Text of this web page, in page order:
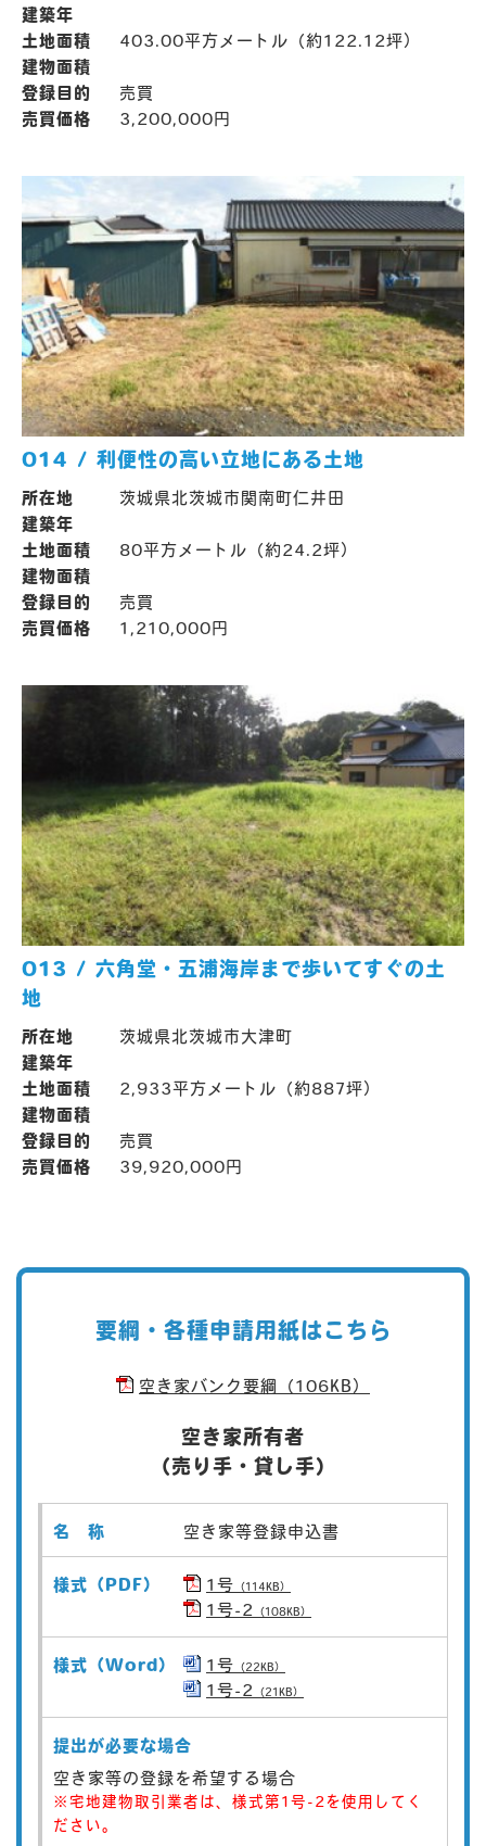
建築年
土地面積
403.00平方メートル（約122.12坪）
建物面積
登録目的
売買
売買価格
3,200,000円
014 / 利便性の高い立地にある土地
所在地
茨城県北茨城市関南町仁井田
建築年
土地面積
80平方メートル（約24.2坪）
建物面積
登録目的
売買
売買価格
1,210,000円
013 / 六角堂・五浦海岸まで歩いてすぐの土
地
所在地
茨城県北茨城市大津町
建築年
土地面積
2,933平方メートル（約887坪）
建物面積
登録目的
売買
売買価格
39,920,000円
要綱・各種申請用紙はこちら
空き家バンク要綱 （106KB）
空き家所有者
（売り手・貸し手）
空き家等登録申込書
1号 （114KB）
1号-2 （108KB）
1号 （22KB）
1号-2 （21KB）
空き家等の登録を希望する場合
※宅地建物取引業者は、様式第1号-2を使用してく
ださい。